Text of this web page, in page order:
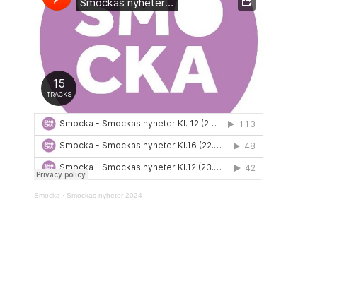
Smocka · Smockas nyheter 2024